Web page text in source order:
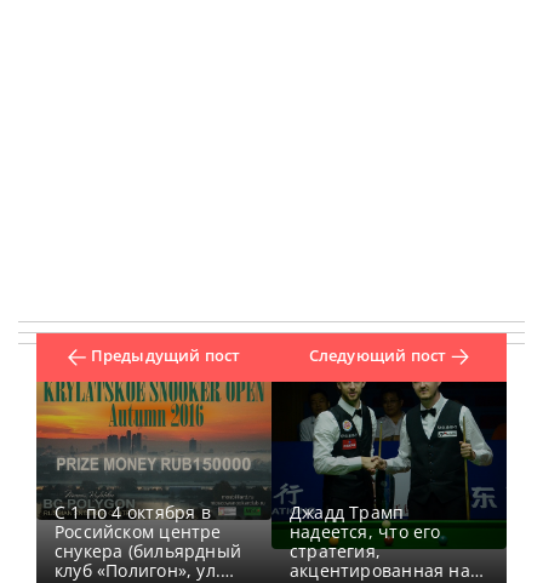
Предыдущий пост
С 1 по 4 октября в
Российском центре
снукера (бильярдный
клуб «Полигон», ул.
Следующий пост
Джадд Трамп
надеется, что его
стратегия,
акцентированная на